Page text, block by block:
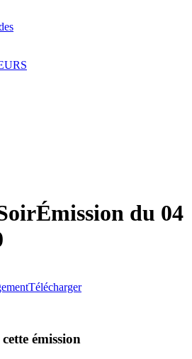
Émission du 04
Télécharger
émission